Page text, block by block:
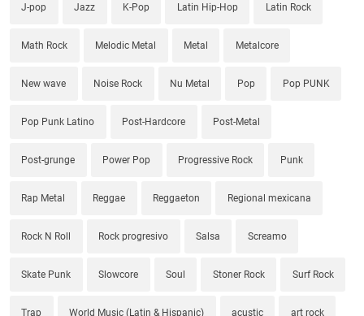
J-pop Jazz K-Pop Latin Hip-Hop Latin Rock
Math Rock Melodic Metal Metal Metalcore
New wave Noise Rock Nu Metal Pop Pop PUNK
Pop Punk Latino Post-Hardcore Post-Metal
Post-grunge Power Pop Progressive Rock Punk
Rap Metal Reggae Reggaeton Regional mexicana
Rock N Roll Rock progresivo Salsa Screamo
Skate Punk Slowcore Soul Stoner Rock Surf Rock
Trap World Music (Latin & Hispanic) acustic art rock